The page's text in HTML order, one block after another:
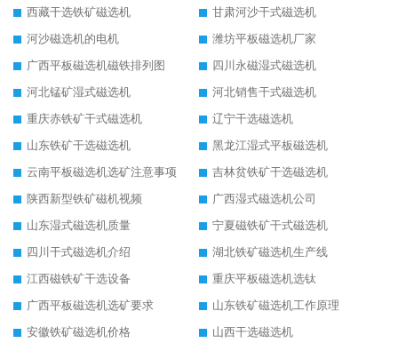
西藏干选铁矿磁选机
甘肃河沙干式磁选机
河沙磁选机的电机
潍坊平板磁选机厂家
广西平板磁选机磁铁排列图
四川永磁湿式磁选机
河北锰矿湿式磁选机
河北销售干式磁选机
重庆赤铁矿干式磁选机
辽宁干选磁选机
山东铁矿干选磁选机
黑龙江湿式平板磁选机
云南平板磁选机选矿注意事项
吉林贫铁矿干选磁选机
陕西新型铁矿磁机视频
广西湿式磁选机公司
山东湿式磁选机质量
宁夏磁铁矿干式磁选机
四川干式磁选机介绍
湖北铁矿磁选机生产线
江西磁铁矿干选设备
重庆平板磁选机选钛
广西平板磁选机选矿要求
山东铁矿磁选机工作原理
安徽铁矿磁选机价格
山西干选磁选机